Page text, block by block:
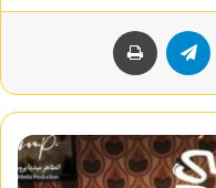
واتساب تيلقرام